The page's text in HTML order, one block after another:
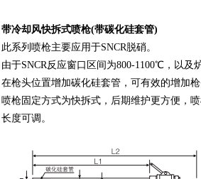
带冷却风快拆式喷枪(带碳化硅套管)
此系列喷枪主要应用于SNCR脱硝。
由于SNCR反应窗口区间为800-1100℃，以及
在枪头位置增加碳化硅套管，可有效的增加枪
喷枪固定方式为快拆式，后期维护更方便，
长度可调。